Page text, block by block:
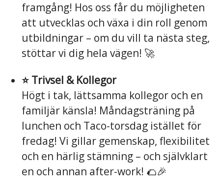
framgång! Hos oss får du möjligheten
att utvecklas och växa i din roll genom
utbildningar – om du vill ta nästa steg,
stöttar vi dig hela vägen! 🚀
⭐️ Trivsel & Kollegor
Högt i tak, lättsamma kollegor och en
familjär känsla! Måndagsträning på
lunchen och Taco-torsdag istället för
fredag! Vi gillar gemenskap, flexibilitet
och en härlig stämning – och självklart
en och annan after-work! 🌮🎉